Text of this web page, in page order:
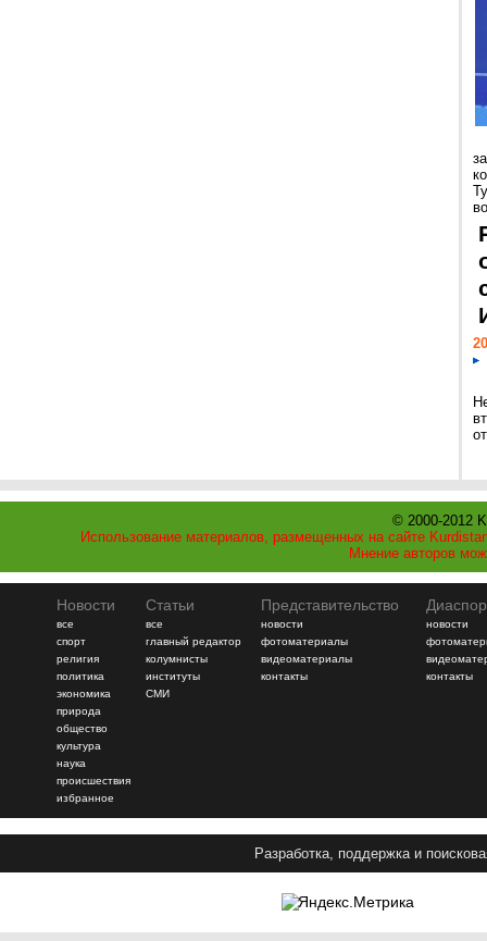
© 2000-2012
Использование материалов, размещенных на сайте
Мнение авторов
Новости
все
спорт
религия
политика
экономика
природа
общество
культура
наука
происшествия
избранное
Статьи
все
главный редактор
колумнисты
институты
СМИ
Представительство
новости
фотоматериалы
видеоматериалы
контакты
новости
контакты
Разработка, поддержка и